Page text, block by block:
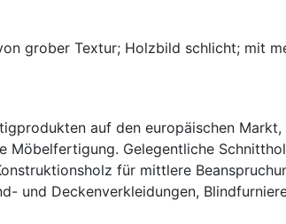
grober Textur; Holzbild schlicht; mit
auf den europäischen Markt,
Möbelfertigung. Gelegentliche
für mittlere
und Deckenverkleidungen,